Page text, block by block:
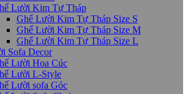
Lười Kim Tự Tháp
Ghế Lười Kim Tự Tháp Size S
Ghế Lười Kim Tự Tháp Size M
Ghế Lười Kim Tự Tháp Size L
Sofa Decor
Lười Hoa Cúc
Lười L-Style
Lười sofa Góc